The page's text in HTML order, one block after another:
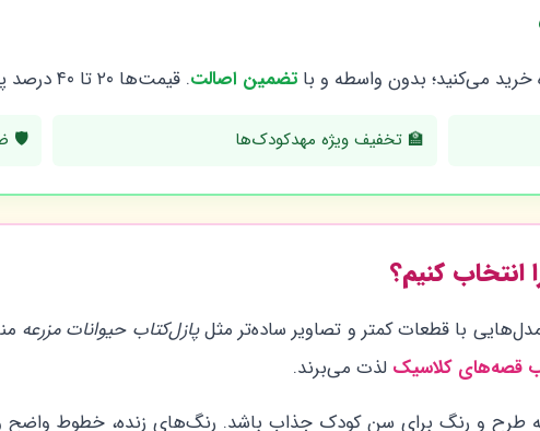
خرید می‌کنید؛ بدون واسطه و با تضمین اصالت. قیمت‌ها ۲۰ تا ۴۰ درصد پایین‌تر از میانگین بازار کتاب‌فروشی است.
🏫 تخفیف ویژه مهدکودک‌ها 🛡️
انتخاب کنیم؟
با قطعات کمتر و تصاویر ساده‌تر مثلپازل‌کتاب حیوانات مزرعه
قصه‌های کلاسیک لذت می‌برند.
طرح و رنگ برای سن کودک جذاب باشد. رنگ‌های زنده، خطوط واضح